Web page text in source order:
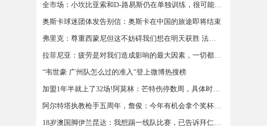
全市场：小坎比亚索和D-路易斯仍在单独训练，很可能缺战蒙扎
奥斯卡球迷团体发告别信：奥斯卡在中国的旅途即将结束
弗里克：尊重西蒙尼但这不妨碍我们想在明天获胜 法蒂可以出战
拉菲尼亚：疲劳是对我们造成影响的最大因素，一切都会过去
“韦世豪 广州队怎么过的准入”登上微博热搜榜
加盟1年半就上了32场!阿莫林：芒特伤停数周，具体时间我也不知道
阿尔特塔执教枪手五周年，詹俊：今年有机会拿个奖杯么 ​​​
18岁澳国脚伊兰昆达：我想踢一线队比赛，已告诉拜仁希望被外租